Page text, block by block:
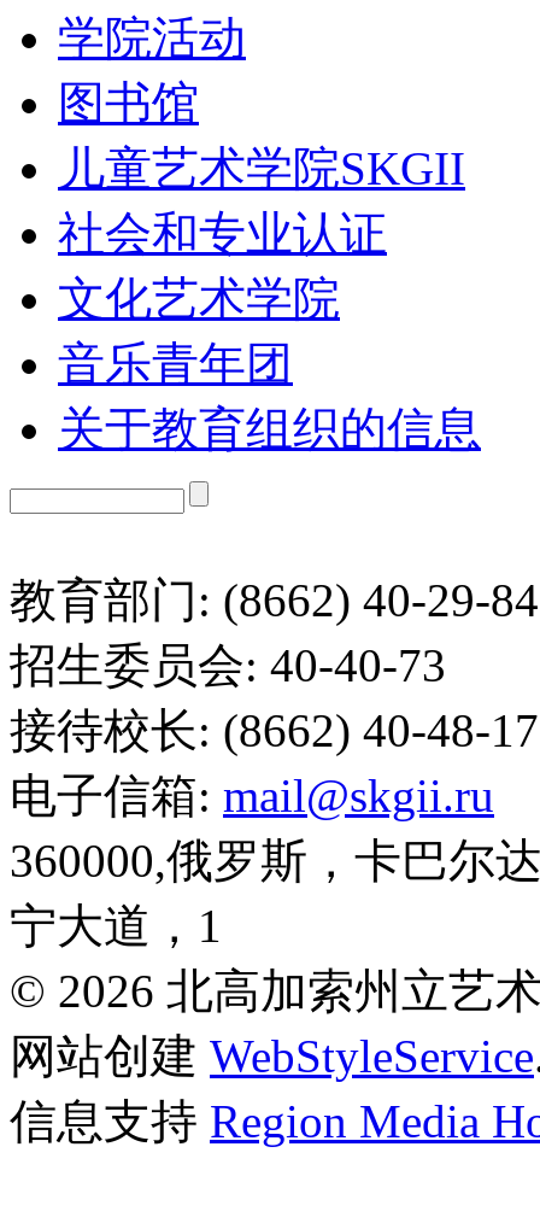
学院活动
图书馆
儿童艺术学院SKGII
社会和专业认证
文化艺术学院
音乐青年团
关于教育组织的信息
教育部门: (8662) 40-29-84
招生委员会: 40-40-73
接待校长: (8662) 40-48-17
电子信箱: mail@skgii.ru
360000,俄罗斯，卡巴尔
宁大道，1
© 2026 北高加索州立艺
网站创建 WebStyleService
信息支持 Region Media